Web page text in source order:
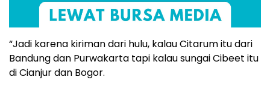
“Jadi karena kiriman dari hulu, kalau Citarum itu dari
Bandung dan Purwakarta tapi kalau sungai Cibeet itu
di Cianjur dan Bogor.